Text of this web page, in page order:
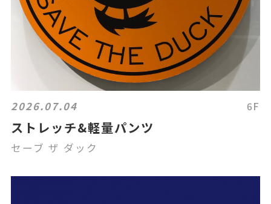
2026.07.04 6F
ストレッチ&軽量パンツ
セーブ ザ ダック